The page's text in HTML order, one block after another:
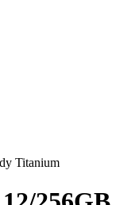
Titanium